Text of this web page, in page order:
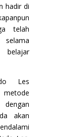
hadir di
telah
belajar
Les
akan